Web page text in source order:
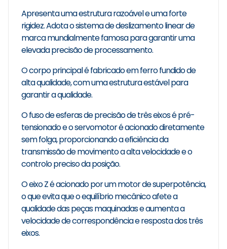
Apresenta uma estrutura razoável e uma forte
rigidez. Adota o sistema de deslizamento linear de
marca mundialmente famosa para garantir uma
elevada precisão de processamento.
O corpo principal é fabricado em ferro fundido de
alta qualidade, com uma estrutura estável para
garantir a qualidade.
O fuso de esferas de precisão de três eixos é pré-
tensionado e o servomotor é acionado diretamente
sem folga, proporcionando a eficiência da
transmissão de movimento a alta velocidade e o
controlo preciso da posição.
O eixo Z é acionado por um motor de superpotência,
o que evita que o equilíbrio mecânico afete a
qualidade das peças maquinadas e aumenta a
velocidade de correspondência e resposta dos três
eixos.